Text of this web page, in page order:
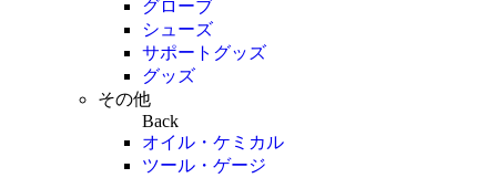
グローブ
シューズ
サポートグッズ
グッズ
その他
Back
オイル・ケミカル
ツール・ゲージ